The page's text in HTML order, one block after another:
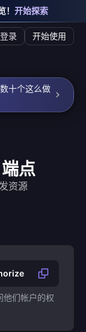
开始探索
登录 开始使用
十个这么做
点
资源
他们帐户的权